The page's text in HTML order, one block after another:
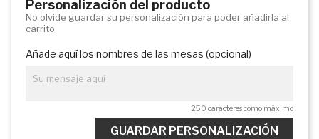
Personalización del producto
No olvide guardar su personalización para poder añadirla al
carrito
Añade aquí los nombres de las mesas (opcional)
250 caracteres como máximo
GUARDAR PERSONALIZACIÓN